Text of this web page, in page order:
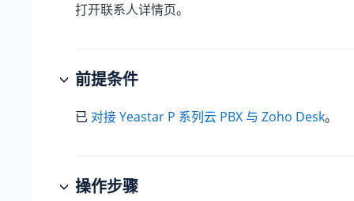
打开联系人详情页。
前提条件
已 对接Yeastar P 系列云 PBX 与 Zoho Desk。
操作步骤